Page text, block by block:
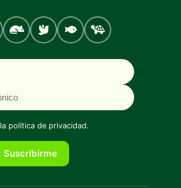
Roedores
Aves PecesTortugas
política de privacidad.
Suscribirme